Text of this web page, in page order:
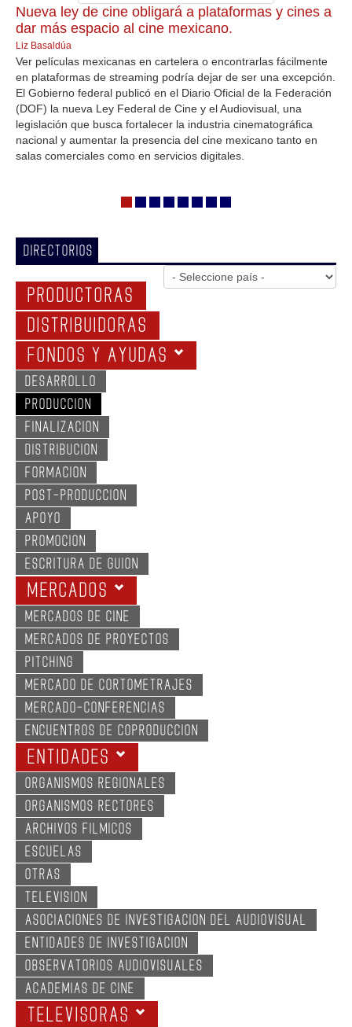
GALERIA
Nueva ley de cine obligará a plataformas y cines a
dar más espacio al cine mexicano.
Liz Basaldúa
Ver películas mexicanas en cartelera o encontrarlas fácilmente
en plataformas de streaming podría dejar de ser una excepción.
El Gobierno federal publicó en el Diario Oficial de la Federación
(DOF) la nueva Ley Federal de Cine y el Audiovisual, una
legislación que busca fortalecer la industria cinematográfica
nacional y aumentar la presencia del cine mexicano tanto en
salas comerciales como en servicios digitales.
DIRECTORIOS
PRODUCTORAS
DISTRIBUIDORAS
FONDOS Y AYUDAS
DESARROLLO
PRODUCCION
FINALIZACION
DISTRIBUCION
FORMACION
POST-PRODUCCION
APOYO
PROMOCION
ESCRITURA DE GUION
MERCADOS
MERCADOS DE CINE
MERCADOS DE PROYECTOS
PITCHING
MERCADO DE CORTOMETRAJES
MERCADO-CONFERENCIAS
ENCUENTROS DE COPRODUCCION
ENTIDADES
ORGANISMOS REGIONALES
ORGANISMOS RECTORES
ARCHIVOS FILMICOS
ESCUELAS
OTRAS
TELEVISION
ASOCIACIONES DE INVESTIGACION DEL AUDIOVISUAL
ENTIDADES DE INVESTIGACION
OBSERVATORIOS AUDIOVISUALES
ACADEMIAS DE CINE
TELEVISORAS